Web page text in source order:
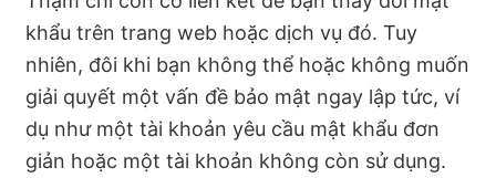
khẩu trên trang web hoặc dịch vụ đó. Tuy
nhiên, đôi khi bạn không thể hoặc không muốn
giải quyết một vấn đề bảo mật ngay lập tức, ví
dụ như một tài khoản yêu cầu mật khẩu đơn
giản hoặc một tài khoản không còn sử dụng.